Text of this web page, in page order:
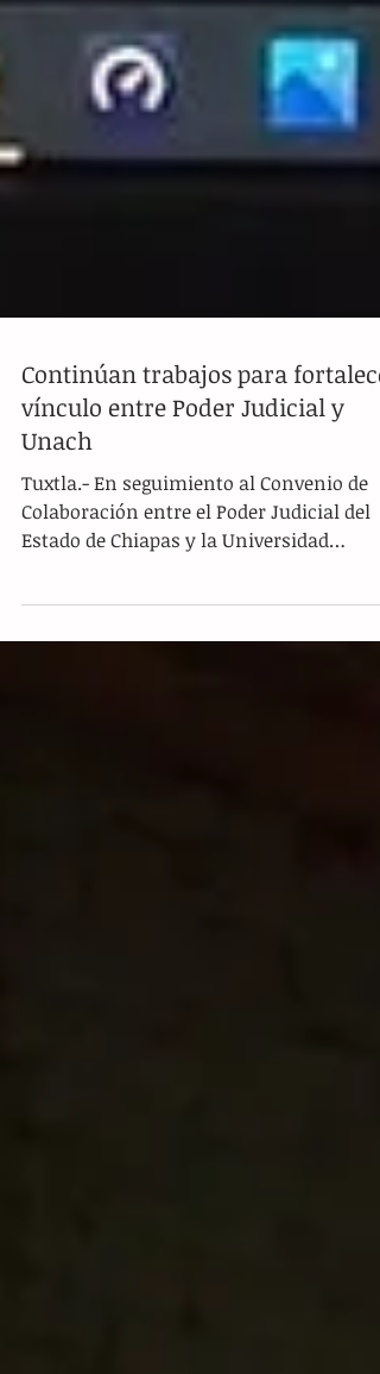
Continúan trabajos para
vínculo entre Poder Judicial y
Unach
Tuxtla.- En seguimiento al Convenio de
Colaboración entre el Poder Judicial del
Autónoma de Chiapas...